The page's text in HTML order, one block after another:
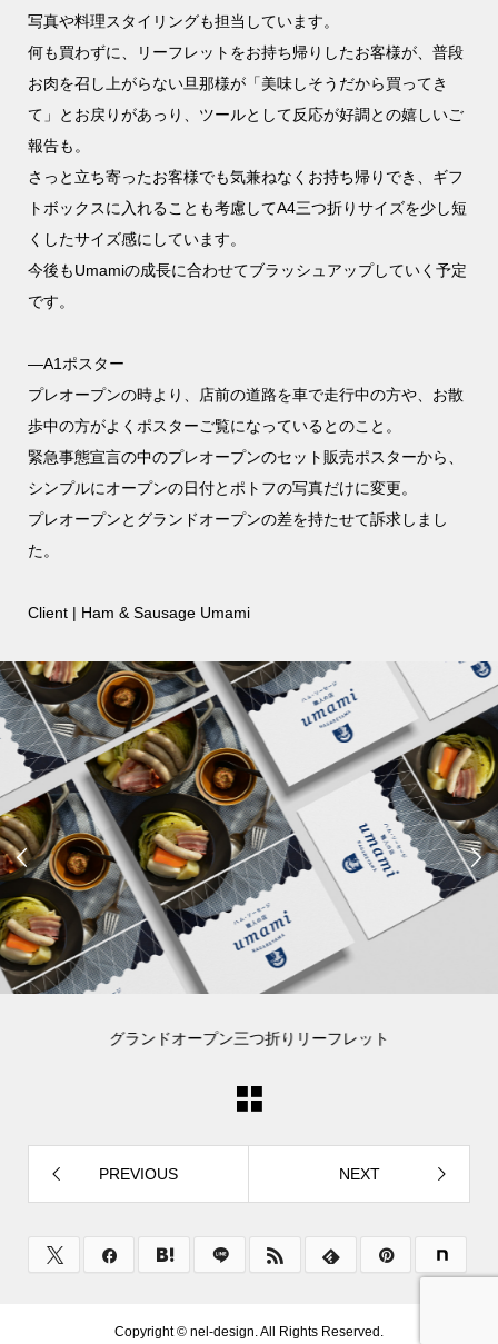
写真や料理スタイリングも担当しています。
何も買わずに、リーフレットをお持ち帰りしたお客様が、普段
お肉を召し上がらない旦那様が「美味しそうだから買ってき
て」とお戻りがあっり、ツールとして反応が好調との嬉しいご
報告も。
さっと立ち寄ったお客様でも気兼ねなくお持ち帰りでき、ギフ
トボックスに入れることも考慮してA4三つ折りサイズを少し短
くしたサイズ感にしています。
今後もUmamiの成長に合わせてブラッシュアップしていく予定
です。
—A1ポスター
プレオープンの時より、店前の道路を車で走行中の方や、お散
歩中の方がよくポスターご覧になっているとのこと。
緊急事態宣言の中のプレオープンのセット販売ポスターから、
シンプルにオープンの日付とポトフの写真だけに変更。
プレオープンとグランドオープンの差を持たせて訴求しまし
た。
Client | Ham & Sausage Umami

グランドオープン三つ折りリーフレット

PREVIOUS NEXT
Copyright © nel-design. All Rights Reserved.